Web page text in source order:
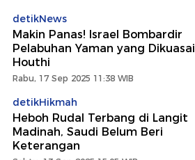
detikNews
Makin Panas! Israel Bombardir
Pelabuhan Yaman yang Dikuasai
Houthi
Rabu, 17 Sep 2025 11:38 WIB
detikHikmah
Heboh Rudal Terbang di Langit
Madinah, Saudi Belum Beri
Keterangan